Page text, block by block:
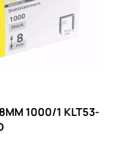
1000/1 KLT53-